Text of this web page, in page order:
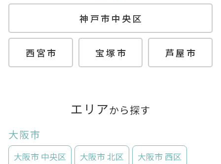
神戸市中央区
西宮市 宝塚市 芦屋市
エリアから探す
大阪市
大阪市 中央区 大阪市 北区 大阪市 西区